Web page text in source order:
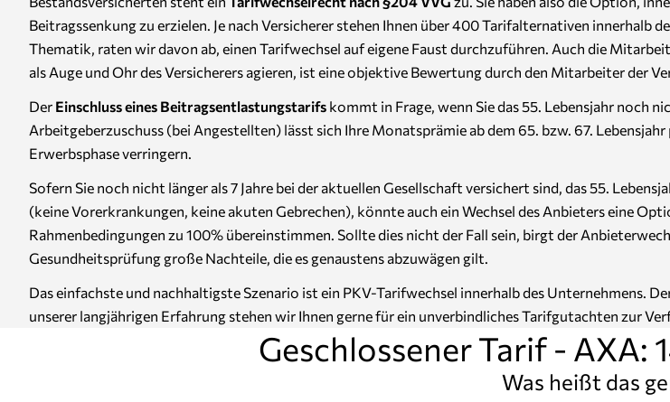
Beitragssenkung zu erzielen. Je nach Versicherer stehen Ihnen über 400 Tarifalternativen
Thematik, raten wir davon ab, einen Tarifwechsel auf eigene Faust durchzuführen. Auch die
als Auge und Ohr des Versicherers agieren, ist eine objektive Bewertung durch den Mitarbeiter der
Der Einschluss eines Beitragsentlastungstarifs kommt in Frage, wenn Sie das 55. Lebensjahr noch
Arbeitgeberzuschuss (bei Angestellten) lässt sich Ihre Monatsprämie ab dem 65. bzw. 67.
Erwerbsphase verringern.
Sofern Sie noch nicht länger als 7 Jahre bei der aktuellen Gesellschaft versichert sind, das 55.
(keine Vorerkrankungen, keine akuten Gebrechen), könnte auch ein Wechsel des Anbieters eine
Rahmenbedingungen zu 100% übereinstimmen. Sollte dies nicht der Fall sein, birgt der
Gesundheitsprüfung große Nachteile, die es genaustens abzuwägen gilt.
Das einfachste und nachhaltigste Szenario ist ein PKV-Tarifwechsel innerhalb des Unternehmens.
unserer langjährigen Erfahrung stehen wir Ihnen gerne für ein unverbindliches Tarifgutachten zur
Geschlossener Tarif - AXA:
Was heißt das